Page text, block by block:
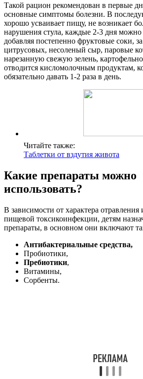
Такой рацион рекомендован в первые
основные симптомы болезни. В
хорошо усваивает пищу, не возникает
нарушения стула, каждые 2-3 дня можно
добавляя постепенно фруктовые соки,
цитрусовых, несоленый сыр, паровые
нарезанную свежую зелень,
отводится кисломолочным продуктам,
обязательно давать 1-2 раза в день.
Читайте также:
Таблетки от вздутия живота
Какие препараты можно
использовать?
В зависимости от характера отравления
пищевой токсикоинфекции, детям
препараты, в основном они включают
Антибактериальные средства,
Пробиотики,
Пребиотики,
Витамины,
Сорбенты.